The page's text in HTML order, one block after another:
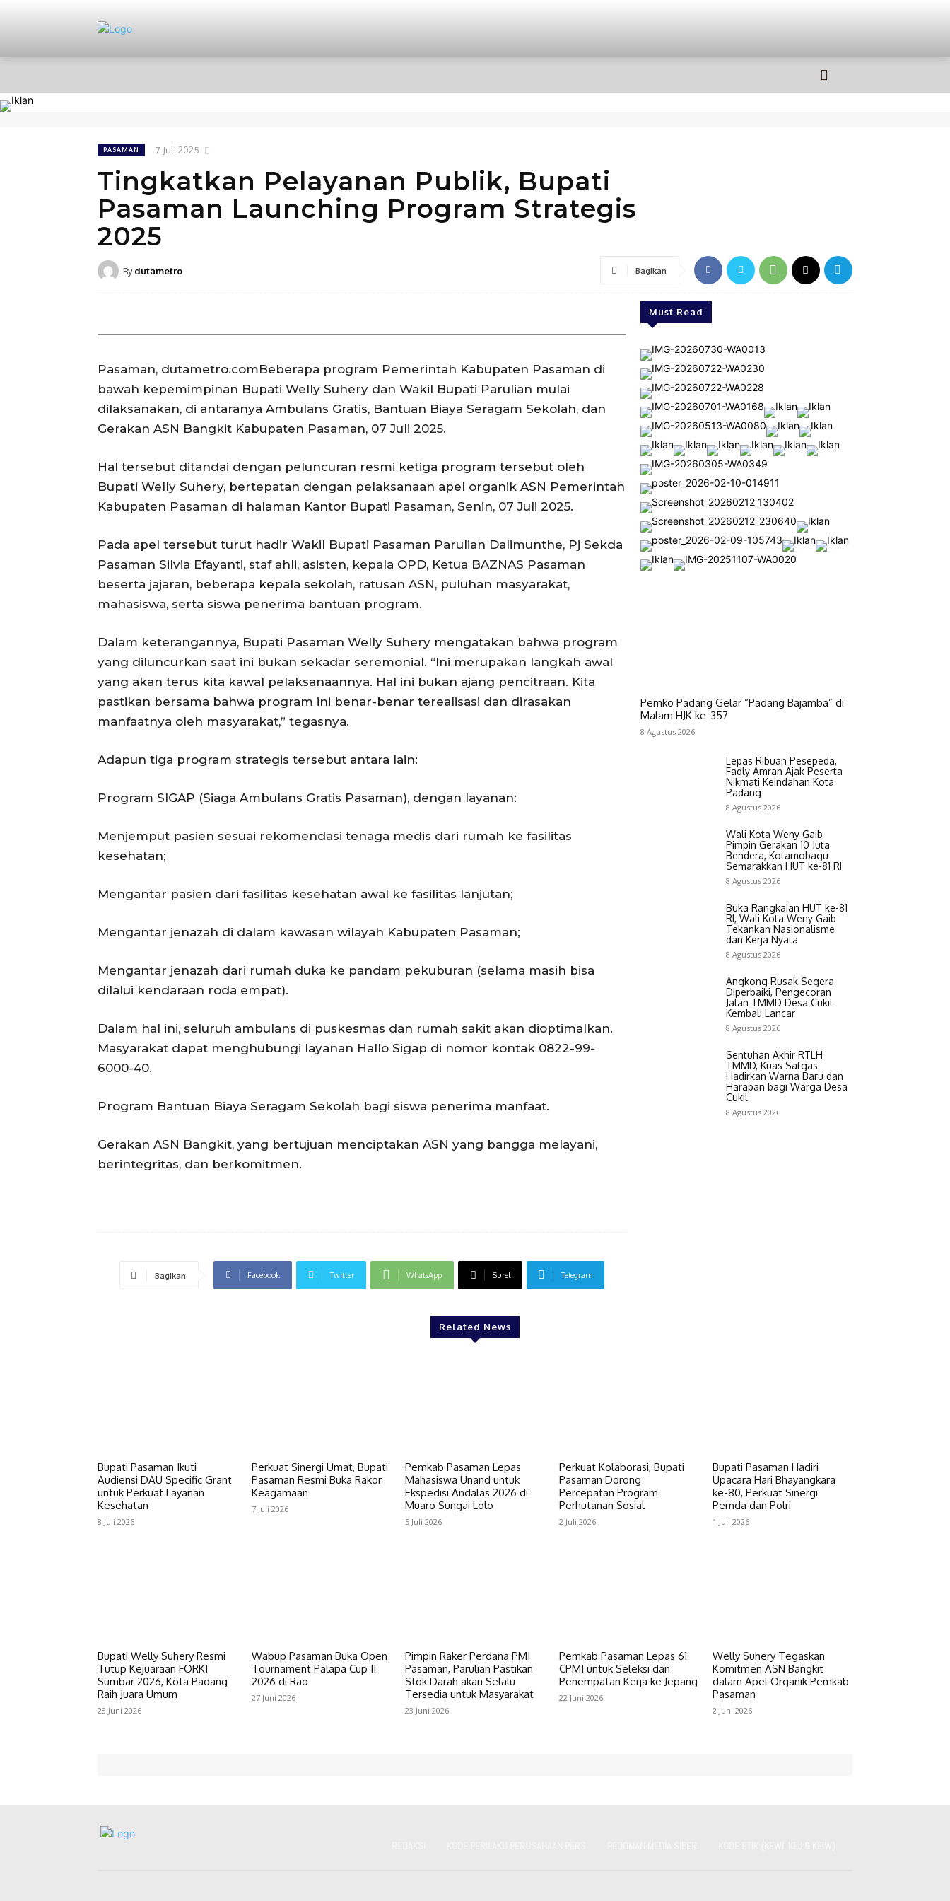
PASAMAN 7 Juli 2025
Tingkatkan Pelayanan Publik, Bupati
Pasaman Launching Program Strategis
2025
By dutametro Bagikan
Pasaman, dutametro.comBeberapa program Pemerintah Kabupaten Pasaman di
bawah kepemimpinan Bupati Welly Suhery dan Wakil Bupati Parulian mulai
dilaksanakan, di antaranya Ambulans Gratis, Bantuan Biaya Seragam Sekolah, dan
Gerakan ASN Bangkit Kabupaten Pasaman, 07 Juli 2025.
Hal tersebut ditandai dengan peluncuran resmi ketiga program tersebut oleh
Bupati Welly Suhery, bertepatan dengan pelaksanaan apel organik ASN Pemerintah
Kabupaten Pasaman di halaman Kantor Bupati Pasaman, Senin, 07 Juli 2025.
Pada apel tersebut turut hadir Wakil Bupati Pasaman Parulian Dalimunthe, Pj Sekda
Pasaman Silvia Efayanti, staf ahli, asisten, kepala OPD, Ketua BAZNAS Pasaman
beserta jajaran, beberapa kepala sekolah, ratusan ASN, puluhan masyarakat,
mahasiswa, serta siswa penerima bantuan program.
Dalam keterangannya, Bupati Pasaman Welly Suhery mengatakan bahwa program
yang diluncurkan saat ini bukan sekadar seremonial. “Ini merupakan langkah awal
yang akan terus kita kawal pelaksanaannya. Hal ini bukan ajang pencitraan. Kita
pastikan bersama bahwa program ini benar-benar terealisasi dan dirasakan
manfaatnya oleh masyarakat,” tegasnya.
Adapun tiga program strategis tersebut antara lain:
Program SIGAP (Siaga Ambulans Gratis Pasaman), dengan layanan:
Menjemput pasien sesuai rekomendasi tenaga medis dari rumah ke fasilitas
kesehatan;
Mengantar pasien dari fasilitas kesehatan awal ke fasilitas lanjutan;
Mengantar jenazah di dalam kawasan wilayah Kabupaten Pasaman;
Mengantar jenazah dari rumah duka ke pandam pekuburan (selama masih bisa
dilalui kendaraan roda empat).
Dalam hal ini, seluruh ambulans di puskesmas dan rumah sakit akan dioptimalkan.
Masyarakat dapat menghubungi layanan Hallo Sigap di nomor kontak 0822-99-
6000-40.
Program Bantuan Biaya Seragam Sekolah bagi siswa penerima manfaat.
Gerakan ASN Bangkit, yang bertujuan menciptakan ASN yang bangga melayani,
berintegritas, dan berkomitmen.
Bagikan Facebook Twitter WhatsApp Surel Telegram
Must Read
Pemko Padang Gelar “Padang Bajamba” di
Malam HJK ke-357
8 Agustus 2026
Lepas Ribuan Pesepeda,
Fadly Amran Ajak Peserta
Nikmati Keindahan Kota
Padang
8 Agustus 2026
Wali Kota Weny Gaib
Pimpin Gerakan 10 Juta
Bendera, Kotamobagu
Semarakkan HUT ke-81 RI
8 Agustus 2026
Buka Rangkaian HUT ke-81
RI, Wali Kota Weny Gaib
Tekankan Nasionalisme
dan Kerja Nyata
8 Agustus 2026
Angkong Rusak Segera
Diperbaiki, Pengecoran
Jalan TMMD Desa Cukil
Kembali Lancar
8 Agustus 2026
Sentuhan Akhir RTLH
TMMD, Kuas Satgas
Hadirkan Warna Baru dan
Harapan bagi Warga Desa
Cukil
8 Agustus 2026
Related News
Bupati Pasaman Ikuti
Audiensi DAU Specific Grant
untuk Perkuat Layanan
Kesehatan
8 Juli 2026
Perkuat Sinergi Umat, Bupati
Pasaman Resmi Buka Rakor
Keagamaan
7 Juli 2026
Pemkab Pasaman Lepas
Mahasiswa Unand untuk
Ekspedisi Andalas 2026 di
Muaro Sungai Lolo
5 Juli 2026
Perkuat Kolaborasi, Bupati
Pasaman Dorong
Percepatan Program
Perhutanan Sosial
2 Juli 2026
Bupati Pasaman Hadiri
Upacara Hari Bhayangkara
ke-80, Perkuat Sinergi
Pemda dan Polri
1 Juli 2026
Bupati Welly Suhery Resmi
Tutup Kejuaraan FORKI
Sumbar 2026, Kota Padang
Raih Juara Umum
28 Juni 2026
Wabup Pasaman Buka Open
Tournament Palapa Cup II
2026 di Rao
27 Juni 2026
Pimpin Raker Perdana PMI
Pasaman, Parulian Pastikan
Stok Darah akan Selalu
Tersedia untuk Masyarakat
23 Juni 2026
Pemkab Pasaman Lepas 61
CPMI untuk Seleksi dan
Penempatan Kerja ke Jepang
22 Juni 2026
Welly Suhery Tegaskan
Komitmen ASN Bangkit
dalam Apel Organik Pemkab
Pasaman
2 Juni 2026